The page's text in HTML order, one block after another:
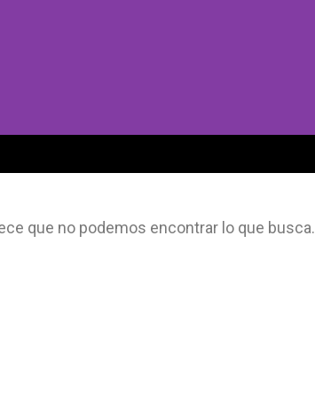
que no podemos encontrar lo que busca.